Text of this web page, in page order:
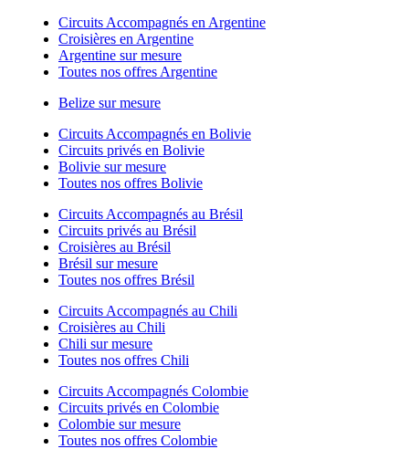
Circuits Accompagnés en Argentine
Croisières en Argentine
Argentine sur mesure
Toutes nos offres Argentine
Belize sur mesure
Circuits Accompagnés en Bolivie
Circuits privés en Bolivie
Bolivie sur mesure
Toutes nos offres Bolivie
Circuits Accompagnés au Brésil
Circuits privés au Brésil
Croisières au Brésil
Brésil sur mesure
Toutes nos offres Brésil
Circuits Accompagnés au Chili
Croisières au Chili
Chili sur mesure
Toutes nos offres Chili
Circuits Accompagnés Colombie
Circuits privés en Colombie
Colombie sur mesure
Toutes nos offres Colombie